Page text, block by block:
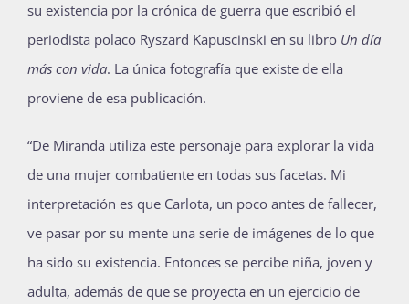
su existencia por la crónica de guerra que escribió el
periodista polaco Ryszard Kapuscinski en su libro Un día
más con vida. La única fotografía que existe de ella
proviene de esa publicación.
“De Miranda utiliza este personaje para explorar la vida
de una mujer combatiente en todas sus facetas. Mi
interpretación es que Carlota, un poco antes de fallecer,
ve pasar por su mente una serie de imágenes de lo que
ha sido su existencia. Entonces se percibe niña, joven y
adulta, además de que se proyecta en un ejercicio de